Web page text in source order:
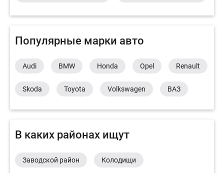
Популярные марки авто
Audi BMW Honda Opel Renault
Skoda Toyota Volkswagen ВАЗ
В каких районах ищут
Заводской район Колодищи